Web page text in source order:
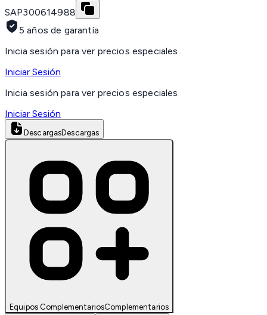
SAP300614988
5 años de garantía
Inicia sesión para ver precios especiales
Iniciar Sesión
Inicia sesión para ver precios especiales
Iniciar Sesión
DescargasDescargas
Equipos ComplementariosComplementarios